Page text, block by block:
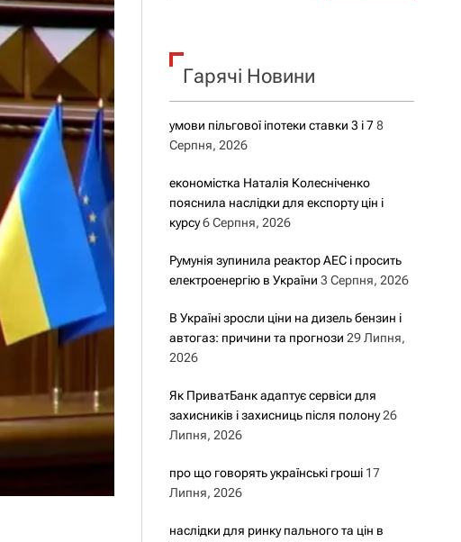
у
к
Гарячі Новини
умови пільгової іпотеки ставки 3 і 7 8
Серпня, 2026
економістка Наталія Колесніченко
пояснила наслідки для експорту цін і
курсу 6 Серпня, 2026
Румунія зупинила реактор АЕС і просить
електроенергію в України 3 Серпня, 2026
В Україні зросли ціни на дизель бензин і
автогаз: причини та прогнози 29 Липня,
2026
Як ПриватБанк адаптує сервіси для
захисників і захисниць після полону 26
Липня, 2026
про що говорять українські гроші 17
Липня, 2026
наслідки для ринку пального та цін в